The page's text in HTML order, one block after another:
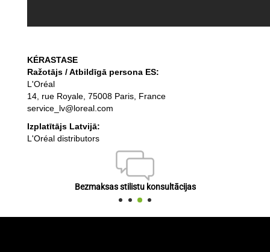
KÉRASTASE
Ražotājs / Atbildīgā persona ES:
L'Oréal
14, rue Royale, 75008 Paris, France
service_lv@loreal.com
Izplatītājs Latvijā:
L'Oréal distributors
Bezmaksas stilistu konsultācijas